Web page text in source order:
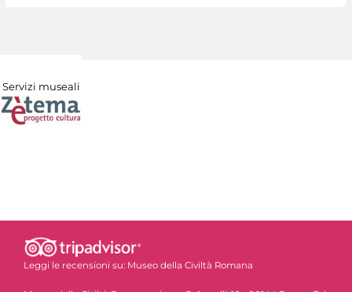
Servizi museali
Leggi le recensioni su: Museo della Civiltà Romana